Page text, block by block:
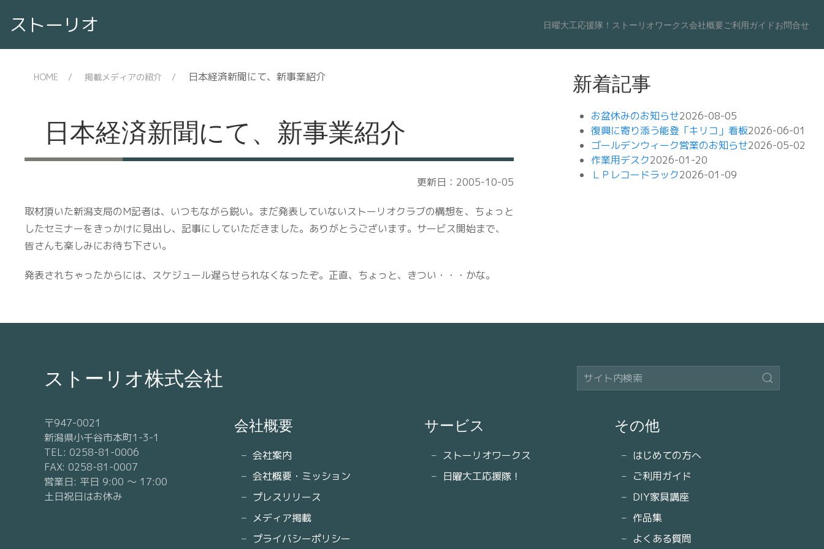
ストーリオ 日曜大工応援隊！ ストーリオワークス会社概要ご利用ガイドお問合せ
HOME 掲載メディアの紹介 日本経済新聞にて、新事業紹介
日本経済新聞にて、新事業紹介
更新日：2005-10-05
取材頂いた新潟支局のM記者は、いつもながら鋭い。まだ発表していないストーリオクラブの構想を、ちょっと
したセミナーをきっかけに見出し、記事にしていただきました。ありがとうございます。サービス開始まで、
皆さんも楽しみにお待ち下さい。
発表されちゃったからには、スケジュール遅らせられなくなったぞ。正直、ちょっと、きつい・・・かな。
新着記事
お盆休みのお知らせ2026-08-05
復興に寄り添う能登「キリコ」看板2026-06-01
ゴールデンウィーク営業のお知らせ2026-05-02
作業用デスク2026-01-20
ＬＰレコードラック2026-01-09
ストーリオ株式会社
〒947-0021
新潟県小千谷市本町1-3-1
TEL: 0258-81-0006
FAX: 0258-81-0007
営業日: 平日 9:00 〜 17:00
土日祝日はお休み
会社概要
会社案内
会社概要・ミッション
プレスリリース
メディア掲載
プライバシーポリシー
サービス
ストーリオワークス
日曜大工応援隊！
その他
はじめての方へ
ご利用ガイド
DIY家具講座
作品集
よくある質問